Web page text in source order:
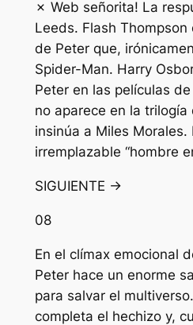
✗ Web señorita! La
Leeds. Flash
de Peter que,
Spider-Man. Harry
Peter en las películas
no aparece en la
insinúa a Miles Morales.
irremplazable “hombre
SIGUIENTE →
08
En el clímax emocional
Peter hace un enorme
para salvar el
completa el hechizo y,